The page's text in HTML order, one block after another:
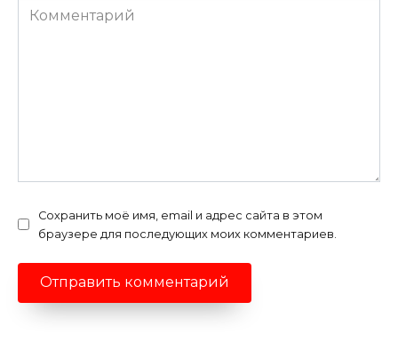
Комментарий
Сохранить моё имя, email и адрес сайта в этом
браузере для последующих моих комментариев.